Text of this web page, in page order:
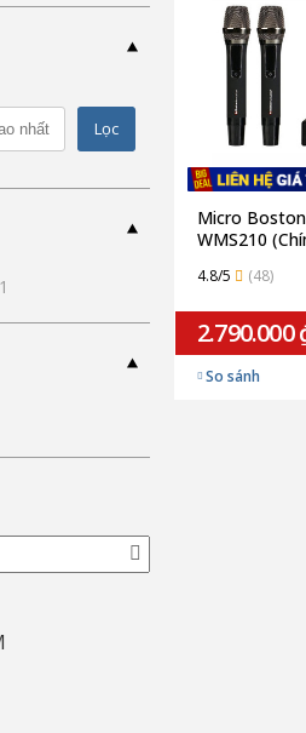
Lọc
1
Micro
WMS210
4.8/5 (48)
2.790.000
So sánh